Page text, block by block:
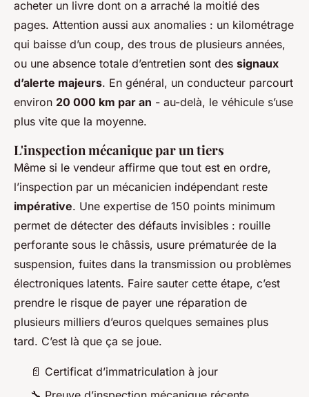
acheter un livre dont on a arraché la moitié des
pages. Attention aussi aux anomalies : un kilométrage
qui baisse d’un coup, des trous de plusieurs années,
ou une absence totale d’entretien sont des signaux
d’alerte majeurs. En général, un conducteur parcourt
environ 20 000 km par an - au-delà, le véhicule s’use
plus vite que la moyenne.
L'inspection mécanique par un tiers
Même si le vendeur affirme que tout est en ordre,
l’inspection par un mécanicien indépendant reste
impérative. Une expertise de 150 points minimum
permet de détecter des défauts invisibles : rouille
perforante sous le châssis, usure prématurée de la
suspension, fuites dans la transmission ou problèmes
électroniques latents. Faire sauter cette étape, c’est
prendre le risque de payer une réparation de
plusieurs milliers d’euros quelques semaines plus
tard. C’est là que ça se joue.
📄 Certificat d’immatriculation à jour